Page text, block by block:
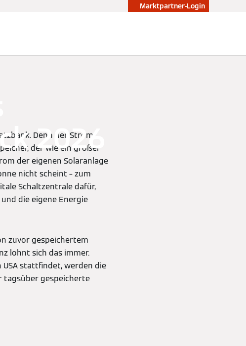
Marktpartner-Login
2026
Denn der Strom
der wie ein großer
der eigenen Solaranlage
nicht scheint – zum
Schaltzentrale dafür,
die eigene Energie
zuvor gespeichertem
lohnt sich das immer.
USA stattfindet, werden die
tagsüber gespeicherte